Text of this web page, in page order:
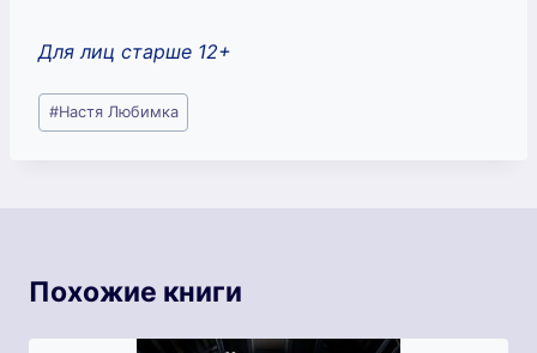
Для лиц старше 12+
Метки
записи:
#Настя Любимка
Похожие книги